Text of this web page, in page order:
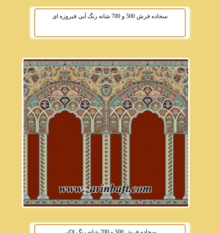
سجاده فرش 500 و 700 شانه رنگ آبی فیروزه ای